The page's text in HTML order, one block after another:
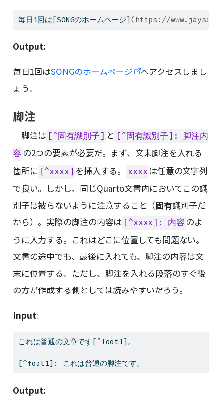
毎日1回は [SONGのホームページ](https://
Output:
毎日1回はSONGのホームページ
へアクセスしまし
ょう。
脚注
脚注は [^固有識別子] と [^固有識別子]: 脚注内
容 の2つの要素が必要だ。まず、文末脚注を入れる
箇所に [^xxxx] を挿入する。 xxxx は任意の文字列
で良い。しかし、同じQuarto文書内においてこの識
別子は被らないように注意すること（固有識別子だ
から）。実際の脚注の内容は [^xxxx]: 内容 のよ
うに入力する。これはどこに位置しても問題ない。
文書の途中でも、最後に入れても、脚注の内容は文
末に位置する。ただし、脚注を入れる段落のすぐ後
の方が作成する側としては読みやすいだろう。
Input:
これは普通の文章です [^foot1] 。
[^foot1]: これは普通の脚注です。
Output: